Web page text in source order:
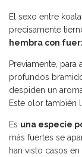
El sexo entre
precisamente
hembra con
Previamente,
profundos
despiden un
Este olor también
Es una especie
más fuertes se
han visto casos